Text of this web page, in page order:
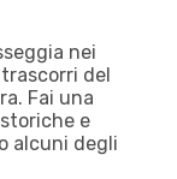
nei
del
Fai una
e
alcuni degli